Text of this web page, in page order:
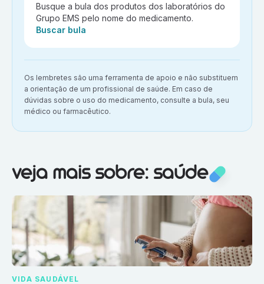
Busque a bula dos produtos dos laboratórios do
Grupo EMS pelo nome do medicamento.
Ação:
Buscar bula
Aviso importante:
Os lembretes são uma ferramenta de apoio e não substituem
a orientação de um profissional de saúde. Em caso de
dúvidas sobre o uso do medicamento, consulte a bula, seu
médico ou farmacêutico.
Veja mais sobre:Saúde
veja mais sobre: saúde
VIDA SAUDÁVEL